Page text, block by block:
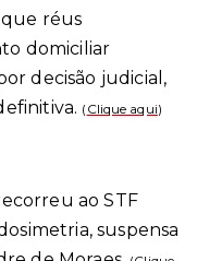
réus
domiciliar
decisão judicial,
( Clique aqui)
ao STF
suspensa